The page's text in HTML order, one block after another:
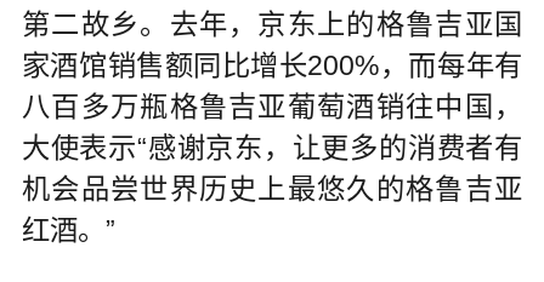
第二故乡。去年，京东上的格鲁吉亚国
家酒馆销售额同比增长200%，而每年有
八百多万瓶格鲁吉亚葡萄酒销往中国，
大使表示“感谢京东，让更多的消费者有
机会品尝世界历史上最悠久的格鲁吉亚
红酒。”